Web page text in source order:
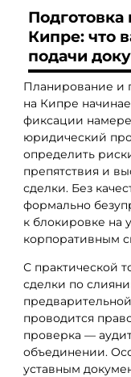
Кипре: что
подачи
Планирование и
на Кипре
фиксации
юридический
определить
препятствия и
сделки. Без
формально
к блокировке на
корпоративным
С практической
сделки по
проводится
проверка —
объединении.
уставным